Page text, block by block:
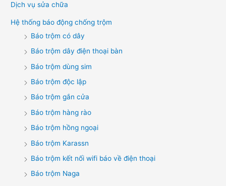
Dịch vụ sửa chữa
Hệ thống báo động chống trộm
Báo trộm có dây
Báo trộm dây điện thoại bàn
Báo trộm dùng sim
Báo trộm độc lập
Báo trộm gắn cửa
Báo trộm hàng rào
Báo trộm hồng ngoại
Báo trộm Karassn
Báo trộm kết nối wifi báo về điện thoại
Báo trộm Naga